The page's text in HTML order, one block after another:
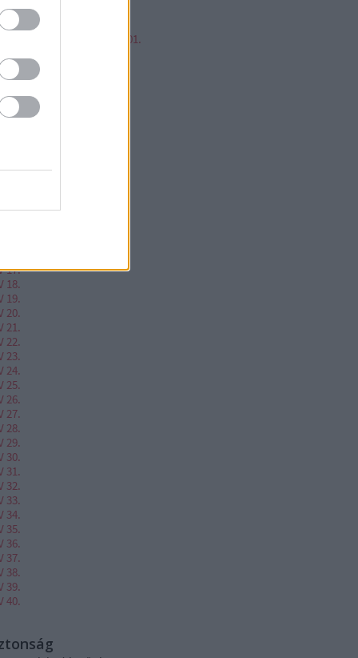
cikkz
Varázslatos Világa 01.
03.
04.
05.
06.
10.
13.
17.
18.
19.
20.
21.
22.
23.
24.
25.
26.
27.
28.
29.
30.
31.
32.
33.
34.
35.
36.
37.
38.
39.
40.